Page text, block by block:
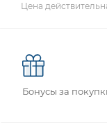
Цена
Бонусы за